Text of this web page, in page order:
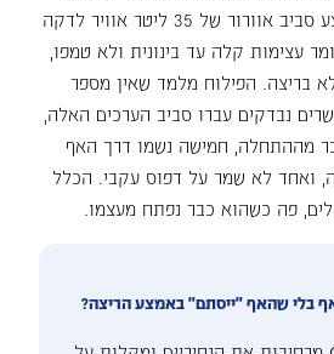
משולבת התרחש בממוצע סביב אוורור של 35 ליטר אוויר לדקה
ואט, כלומר עצימות קלה עד בינונית ולא טמפו,
בריצה. הפילוח מלמד שאין מספר
נבדקים עברו סביב הערכים האלה,
מההתחלה, חמישה נשמו דרך האף
ואחד לא שמר על דפוס עקבי. הכלל
פה כשהוא כבר נפתח מעצמו.
בלי שהאף "ייסתם" באמצע הריצה?